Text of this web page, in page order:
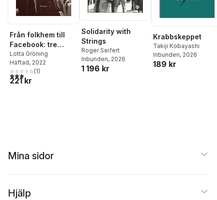
Från folkhem till
Facebook: tre
essäer om
socialdemokratern
as demokratisyn
Lotta Gröning
Häftad, 2022
3,0utav 5 stjärnor. Totalt antal röster:
(1)
221 kr
Solidarity with
Strings
Roger Seifert
Inbunden, 2026
1 196 kr
Krabbskeppet
Takiji Kobayashi
Inbunden, 2026
189 kr
Mina sidor
Hjälp